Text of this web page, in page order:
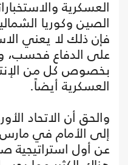
العسكرية
الصين وكوريا
فإن ذلك لا يعني
على الدفاع فحسب،
بخصوص كل من
العسكرية أيضاً.
والحق أن الاتحاد
إلى الأمام في
عن أول استراتيجية